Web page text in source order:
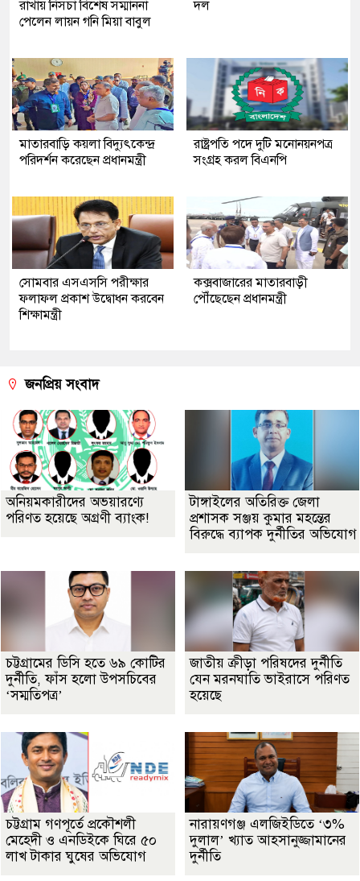
রাখায় নিসচা বিশেষ সম্মাননা
পেলেন লায়ন গনি মিয়া বাবুল
দল
মাতারবাড়ি কয়লা বিদ্যুৎকেন্দ্র
পরিদর্শন করেছেন প্রধানমন্ত্রী
রাষ্ট্রপতি পদে দুটি মনোনয়নপত্র
সংগ্রহ করল বিএনপি
সোমবার এসএসসি পরীক্ষার
ফলাফল প্রকাশ উদ্বোধন করবেন
শিক্ষামন্ত্রী
কক্সবাজারের মাতারবাড়ী
পৌঁছেছেন প্রধানমন্ত্রী
জনপ্রিয় সংবাদ
অনিয়মকারীদের অভয়ারণ্যে
পরিণত হয়েছে অগ্রণী ব্যাংক!
টাঙ্গাইলের অতিরিক্ত জেলা
প্রশাসক সঞ্জয় কুমার মহন্তের
বিরুদ্ধে ব্যাপক দুর্নীতির অভিযোগ
চট্টগ্রামের ডিসি হতে ৬৯ কোটির
দুর্নীতি, ফাঁস হলো উপসচিবের
‘সম্মতিপত্র’
জাতীয় ক্রীড়া পরিষদের দুর্নীতি
যেন মরনঘাতি ভাইরাসে পরিণত
হয়েছে
চট্টগ্রাম গণপূর্তে প্রকৌশলী
মেহেদী ও এনডিইকে ঘিরে ৫০
লাখ টাকার ঘুষের অভিযোগ
নারায়ণগঞ্জ এলজিইডিতে ‘৩%
দুলাল’ খ্যাত আহসানুজ্জামানের
দুর্নীতি